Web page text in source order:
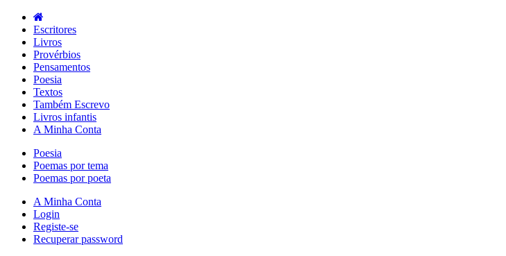
Escritores
Livros
Provérbios
Pensamentos
Poesia
Textos
Também Escrevo
Livros infantis
A Minha Conta
Poesia
Poemas por tema
Poemas por poeta
A Minha Conta
Login
Registe-se
Recuperar password